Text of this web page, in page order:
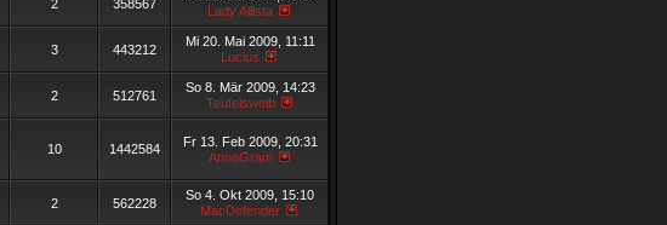
2 358567
Lady Allista
3 443212
Mi 20. Mai 2009, 11:11
Lucius
2 512761
So 8. Mär 2009, 14:23
Teufelsweib
10 1442584
Fr 13. Feb 2009, 20:31
AnnaGram
2 562228
So 4. Okt 2009, 15:10
MacDefender